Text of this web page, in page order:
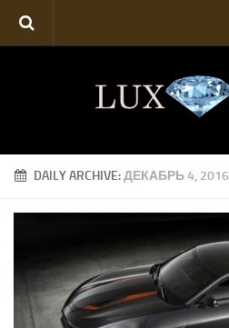
DAILY ARCHIVE:ДЕКАБРЬ 4, 2016